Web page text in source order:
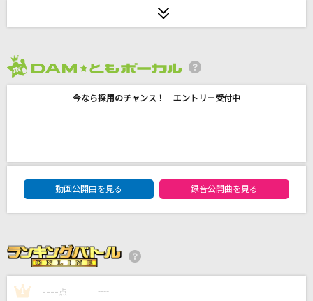
ひまわり
[生音]クリスマスソング
See-Saw
[生音]赤い糸(ビデオクリップバージョン)
今なら採用のチャンス！ エントリー受付中
DAM★ともボーカルエントリーランキング
動画公開曲を見る
録音公開曲を見る
1 ---- 点 ----